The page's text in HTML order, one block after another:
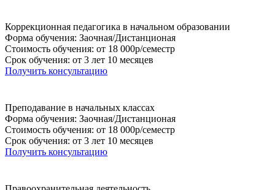
Коррекционная педагогика в начальном образовании
Форма обучения: Заочная/Дистанционая
Стоимость обучения: от 18 000р/семестр
Срок обучения: от 3 лет 10 месяцев
Получить консультацию
Преподавание в начальных классах
Форма обучения: Заочная/Дистанционая
Стоимость обучения: от 18 000р/семестр
Срок обучения: от 3 лет 10 месяцев
Получить консультацию